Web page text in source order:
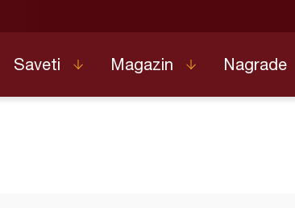
Saveti Magazin Nagrade